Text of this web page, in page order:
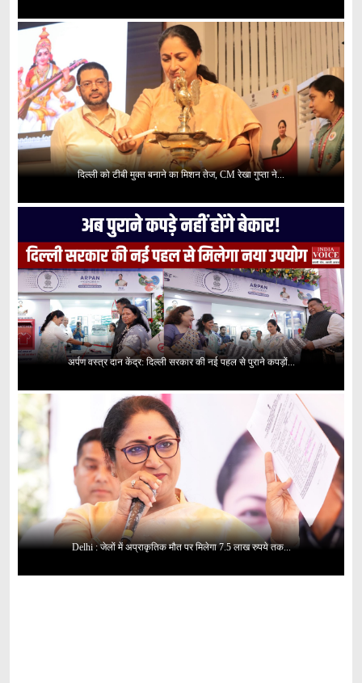
दिल्ली को टीबी मुक्त बनाने का मिशन तेज, CM रेखा गुप्ता ने...
अर्पण वस्त्र दान केंद्र: दिल्ली सरकार की नई पहल से पुराने कपड़ों...
Delhi : जेलों में अप्राकृतिक मौत पर मिलेगा 7.5 लाख रुपये तक...